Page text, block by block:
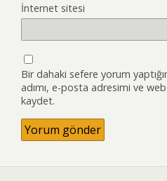
İnternet sitesi
Bir dahaki sefere yorum
adımı, e-posta adresimi ve
kaydet.